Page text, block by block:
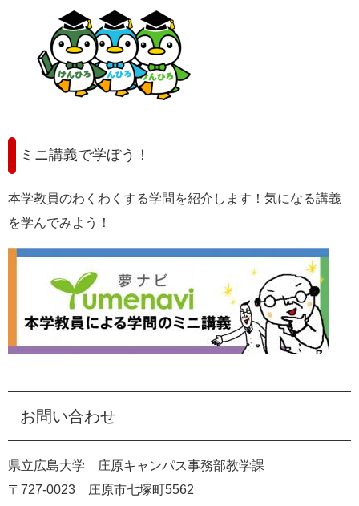
ミニ講義で学ぼう！
本学教員のわくわくする学問を紹介します！気になる講義
を学んでみよう！
お問い合わせ
県立広島大学 庄原キャンパス事務部教学課
〒727-0023 庄原市七塚町5562